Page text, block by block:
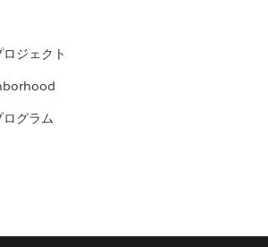
ジェクト
グラム